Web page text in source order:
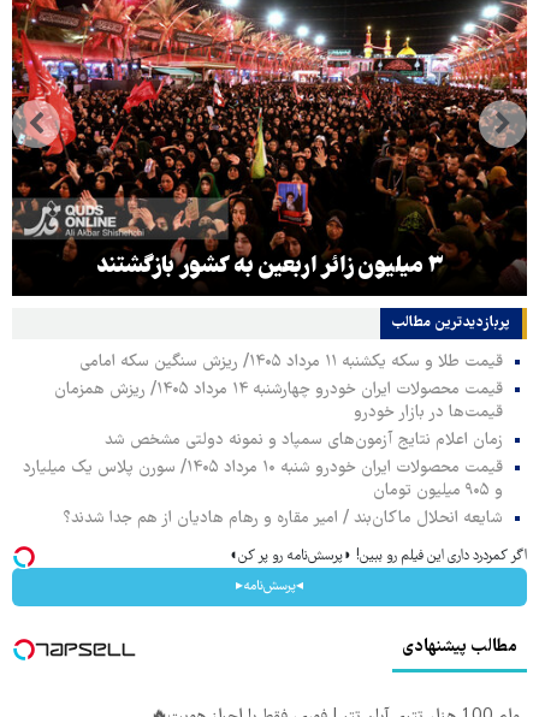
۳ میلیون زائر اربعین به کشور بازگشتند
پربازدیدترین‌ مطالب
قیمت طلا و سکه یکشنبه ۱۱ مرداد ۱۴۰۵/ ریزش سنگین سکه امامی
قیمت محصولات ایران خودرو چهارشنبه ۱۴ مرداد ۱۴۰۵/ ریزش همزمان
قیمت‌ها در بازار خودرو
زمان اعلام نتایج آزمون‌های سمپاد و نمونه دولتی مشخص شد
قیمت محصولات ایران خودرو شنبه ۱۰ مرداد ۱۴۰۵/ سورن پلاس یک میلیارد
و ۹۰۵ میلیون تومان
شایعه انحلال ماکان‌بند / امیر مقاره و رهام هادیان از هم جدا شدند؟
اگر کمردرد داری این فیلم رو ببین! ◗پرسش‌نامه رو پر کن◖
◂پرسش‌نامه▸
مطالب پیشنهادی